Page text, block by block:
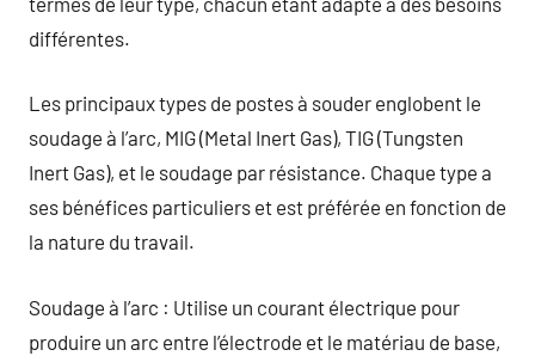
différentes.
Les principaux types de postes à souder englobent le
soudage à l’arc, MIG (Metal Inert Gas), TIG (Tungsten
Inert Gas), et le soudage par résistance. Chaque type a
ses bénéfices particuliers et est préférée en fonction de
la nature du travail.
Soudage à l’arc : Utilise un courant électrique pour
produire un arc entre l’électrode et le matériau de base,